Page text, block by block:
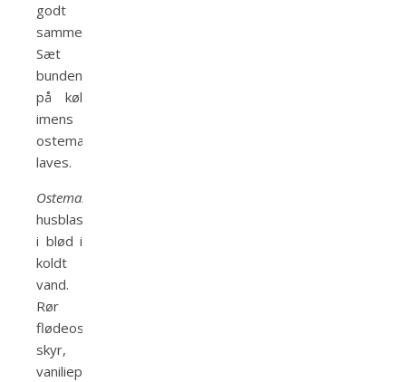
godt
sammen.
Sæt
bunden
på køl
imens
ostemassen
laves.
Ostemasse:
husblas
i blød i
koldt
vand.
Rør
flødeost,
skyr,
vaniliepasta,